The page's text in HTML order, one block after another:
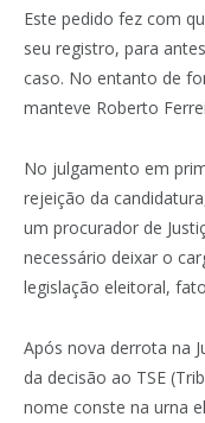
Este pedido fez com
seu registro, para
caso. No entanto de
manteve Roberto
No julgamento em
rejeição da
um procurador de
necessário deixar o
legislação eleitoral,
Após nova derrota na
da decisão ao TSE
nome conste na urna